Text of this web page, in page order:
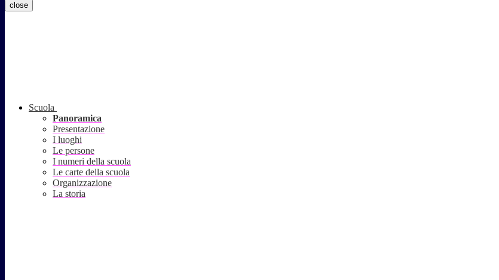
close
Scuola
Panoramica
Presentazione
I luoghi
Le persone
I numeri della scuola
Le carte della scuola
Organizzazione
La storia